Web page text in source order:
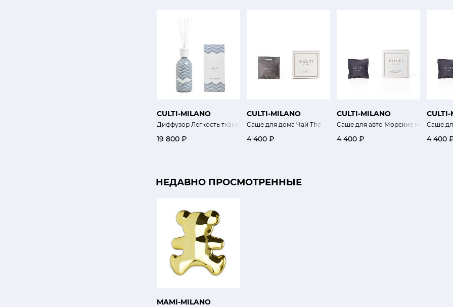
CULTI-MILANO
Диффузор Легкость ткани Onde di Tessuto Stile 500мл
19 800 ₽
CULTI-MILANO
Саше для дома Чай The
4 400 ₽
CULTI-MILANO
Саше для авто Морские минералы
4 400 ₽
Саше
4 400
НЕДАВНО ПРОСМОТРЕННЫЕ
MAMI-MILANO